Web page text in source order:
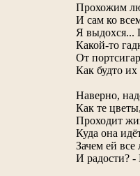
Прохожим
И сам ко
Я выдохся...
Какой-то
От
Как будто
Наверно,
Как те
Проходит
Куда она
Зачем ей
И радости? -